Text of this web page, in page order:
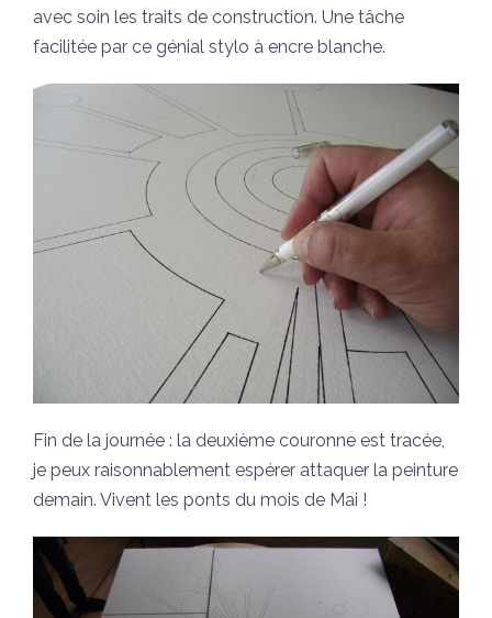
avec soin les traits de construction. Une tâche
facilitée par ce génial stylo à encre blanche.
Fin de la journée : la deuxième couronne est tracée,
je peux raisonnablement espérer attaquer la peinture
demain. Vivent les ponts du mois de Mai !